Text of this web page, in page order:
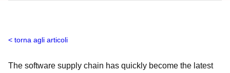
torna agli articoli
The software supply chain has quickly become the latest